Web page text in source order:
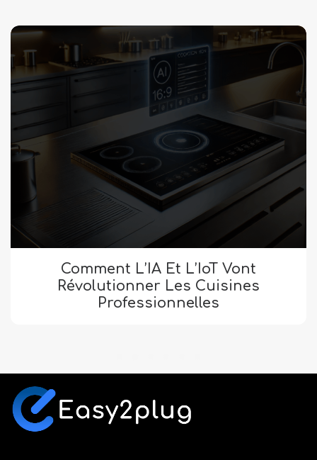
Comment L’IA Et L’IoT Vont
Révolutionner Les Cuisines
Professionnelles